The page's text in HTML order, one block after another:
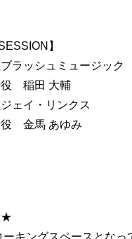
】
ラッシュミュージック
役 稲田 大輔
ェイ・リンクス
役 金馬 あゆみ
★